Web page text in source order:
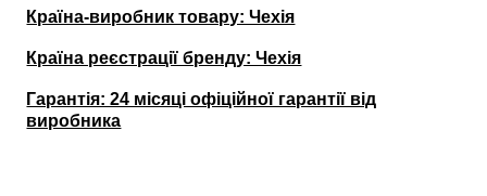
Країна-виробник товару: Чехія
Країна реєстрації бренду: Чехія
Гарантія: 24 місяці офіційної гарантії від
виробника